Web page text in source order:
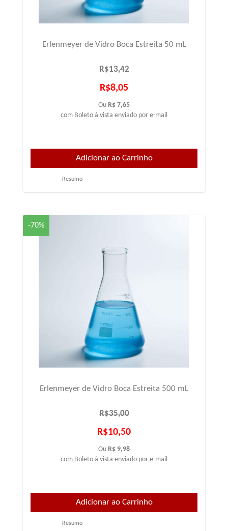
Erlenmeyer de Vidro Boca Estreita 50 mL
R$13,42
R$8,05
Ou R$ 7,65
com Boleto à vista enviado por e-mail
Resumo
-70%
Erlenmeyer de Vidro Boca Estreita 500 mL
R$35,00
R$10,50
Ou R$ 9,98
com Boleto à vista enviado por e-mail
Resumo